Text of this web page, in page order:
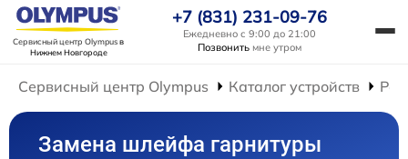
Сервисный центр Olympusв
Нижнем Новгороде
+7 (831) 231-09-76
Ежедневно с 9:00 до 21:00
Позвонить мне утром
Сервисный центр Olympus Каталог устройств
Замена шлейфа гарнитуры